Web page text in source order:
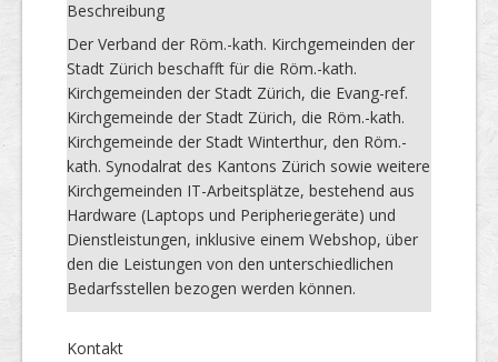
Beschreibung
Der Verband der Röm.-kath. Kirchgemeinden der
Stadt Zürich beschafft für die Röm.-kath.
Kirchgemeinden der Stadt Zürich, die Evang-ref.
Kirchgemeinde der Stadt Zürich, die Röm.-kath.
Kirchgemeinde der Stadt Winterthur, den Röm.-
kath. Synodalrat des Kantons Zürich sowie weitere
Kirchgemeinden IT-Arbeitsplätze, bestehend aus
Hardware (Laptops und Peripheriegeräte) und
Dienstleistungen, inklusive einem Webshop, über
den die Leistungen von den unterschiedlichen
Bedarfsstellen bezogen werden können.
Kontakt